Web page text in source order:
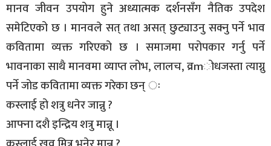
मानव जीवन उपयोग हुने अध्यात्मक दर्शनसँग नैतिक उपदेश
समेटिएको छ । मानवले सत् तथा असत् छुट्याउनु सक्नु पर्ने भाव
कवितामा व्यक्त गरिएको छ । समाजमा परोपकार गर्नु पर्ने
भावनाका साथै मानवमा व्याप्त लोभ, लालच, व्रmोधजस्ता त्याग्नु
पर्ने जोड कवितामा व्यक्त गरेका छन् ः
कस्लाई हो शत्रु धनेर जान्नु ?
आफ्ना दशै इन्द्रिय शत्रु मान्नू ।